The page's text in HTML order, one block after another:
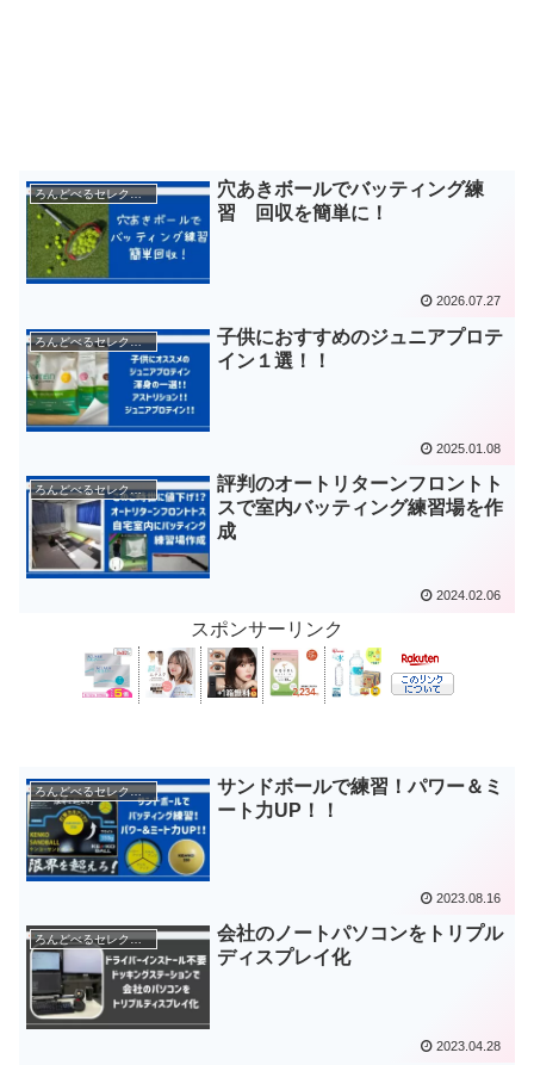
ろんどべるセレクション
穴あきボールでバッティング練
習 回収を簡単に！
2026.07.27
ろんどべるセレクション
子供におすすめのジュニアプロテ
イン１選！！
2025.01.08
ろんどべるセレクション
評判のオートリターンフロントト
スで室内バッティング練習場を作
成
2024.02.06
スポンサーリンク
ろんどべるセレクション
サンドボールで練習！パワー＆ミ
ート力UP！！
2023.08.16
ろんどべるセレクション
会社のノートパソコンをトリプル
ディスプレイ化
2023.04.28